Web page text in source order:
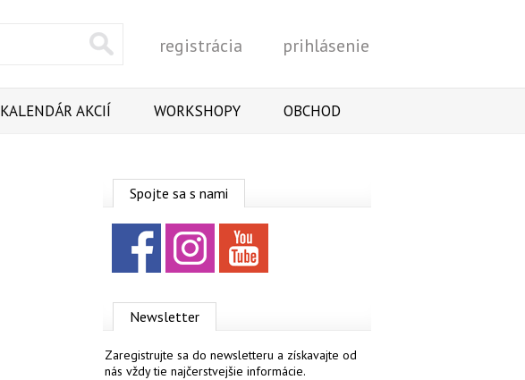
Vyhľadať
registrácia prihlásenie
KALENDÁR AKCIÍ WORKSHOPY OBCHOD
Spojte sa s nami
Facebook
Newsletter
Zaregistrujte sa do newsletteru a získavajte od
nás vždy tie najčerstvejšie informácie.